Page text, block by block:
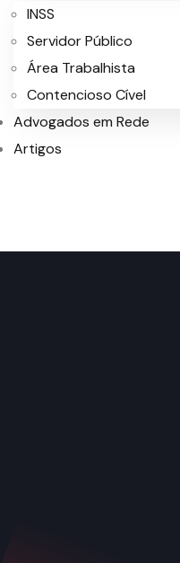
INSS
Servidor Público
Área Trabalhista
Contencioso Cível
Advogados em Rede
Artigos